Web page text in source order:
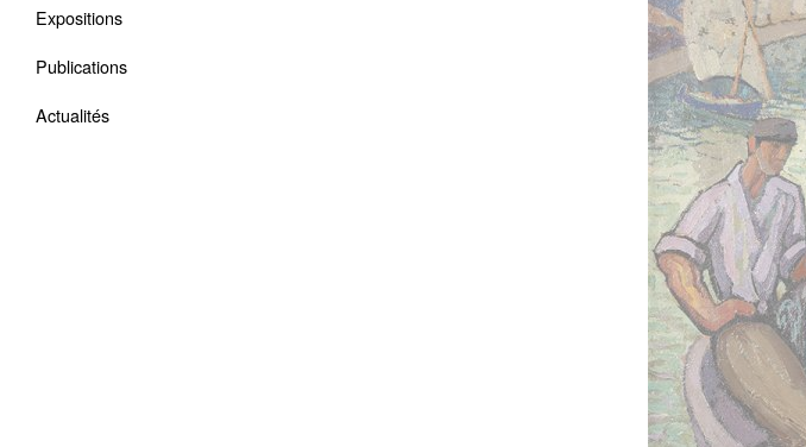
Expositions
Publications
Actualités